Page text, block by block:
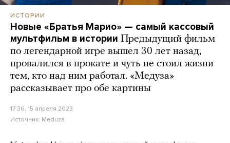
ИСТОРИИ
Новые «Братья Марио» — самый кассовый
мультфильм в истории Предыдущий фильм
по легендарной игре вышел 30 лет назад,
провалился в прокате и чуть не стоил жизни
тем, кто над ним работал. «Медуза»
рассказывает про обе картины
17:36, 15 апреля 2023
Источник: Meduza